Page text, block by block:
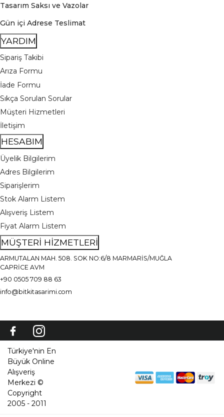
Tasarım Saksı ve Vazolar
Gün içi Adrese Teslimat
YARDIM
Sipariş Takibi
Arıza Formu
İade Formu
Sıkça Sorulan Sorular
Müşteri Hizmetleri
İletişim
HESABIM
Üyelik Bilgilerim
Adres Bilgilerim
Siparişlerim
Stok Alarm Listem
Alışveriş Listem
Fiyat Alarm Listem
MÜŞTERİ HİZMETLERİ
ARMUTALAN MAH. 508. SOK NO:6/8 MARMARİS/MUĞLA
CAPRİCE AVM
+90 0505 709 88 63
info@bitkitasarimi.com
Türkiye'nin En
Büyük Online
Alışveriş
Merkezi ©
Copyright
2005 - 2011